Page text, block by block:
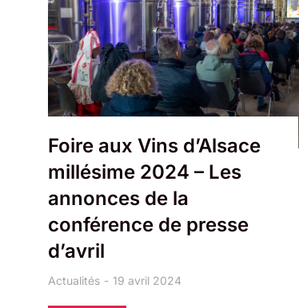
Foire aux Vins d’Alsace
millésime 2024 – Les
annonces de la
conférence de presse
d’avril
Actualités 19 avril 2024